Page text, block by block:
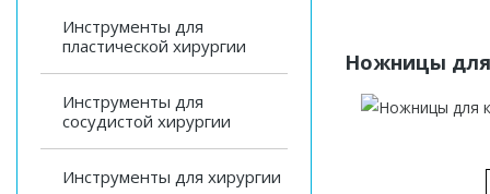
Инструменты для
пластической хирургии
Инструменты для
сосудистой хирургии
Инструменты для хирургии
Ножницы для